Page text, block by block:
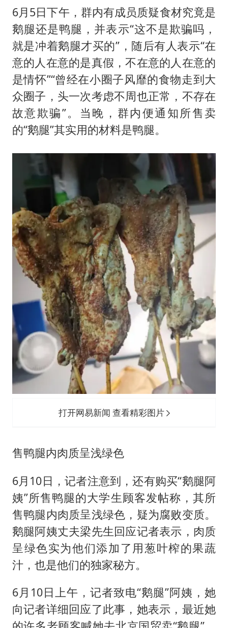
6月5日下午，群内有成员质疑食材究竟是
鹅腿还是鸭腿，并表示“这不是欺骗吗，
就是冲着鹅腿才买的”，随后有人表示“在
意的人在意的是真假，不在意的人在意的
是情怀”“曾经在小圈子风靡的食物走到大
众圈子，头一次考虑不周也正常，不存在
故意欺骗”。当晚，群内便通知所售卖
的“鹅腿”其实用的材料是鸭腿。
打开网易新闻 查看精彩图片
售鸭腿内肉质呈浅绿色
6月10日，记者注意到，还有购买“鹅腿阿
姨”所售鸭腿的大学生顾客发帖称，其所
售鸭腿内肉质呈浅绿色，疑为腐败变质。
鹅腿阿姨丈夫梁先生回应记者表示，肉质
呈绿色实为他们添加了用葱叶榨的果蔬
汁，也是他们的独家秘方。
6月10日上午，记者致电“鹅腿”阿姨，她
向记者详细回应了此事，她表示，最近她